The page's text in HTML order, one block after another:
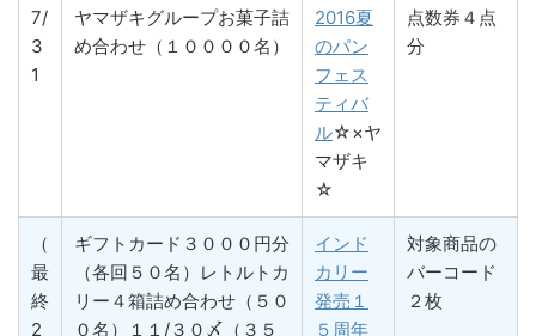
7/
3
1
ヤマザキグループお菓子詰
め合わせ（１００００名）
2016夏
のパン
フェス
ティバ
ル☆×ヤ
マザキ
☆
点数券４点
分
（
最
終
2
ギフトカード３０００円分
（各回５０名）レトルトカ
リー４箱詰め合わせ（５０
０名）１１/３０〆（３５
インド
カリー
発売１
５周年
対象商品の
バーコード
２枚